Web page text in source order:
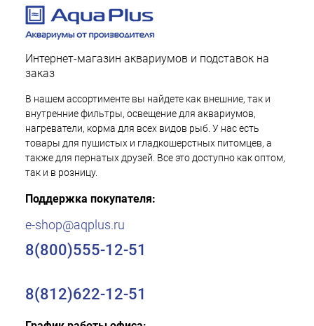
Интернет-магазин аквариумов и подставок на
заказ
В нашем ассортименте вы найдете как внешние, так и
внутренние фильтры, освещение для аквариумов,
нагреватели, корма для всех видов рыб. У нас есть
товары для пушистых и гладкошерстных питомцев, а
также для пернатых друзей. Все это доступно как оптом,
так и в розницу.
Поддержка покупателя:
e-shop@aqplus.ru
8(800)555-12-51
8(812)622-12-51